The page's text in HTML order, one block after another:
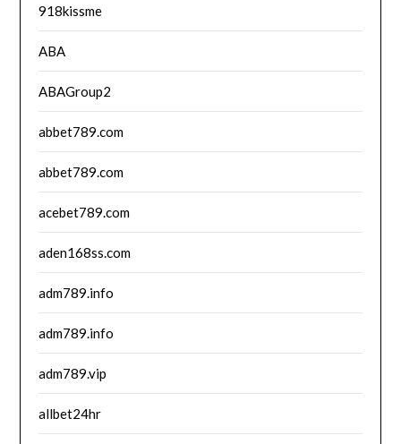
918kissme
ABA
ABAGroup2
abbet789.com
abbet789.com
acebet789.com
aden168ss.com
adm789.info
adm789.info
adm789.vip
allbet24hr